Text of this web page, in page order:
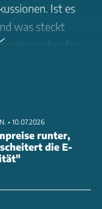
Ist es
was steckt
eine oder das
HTW Berlin für
• 10.07.2026
runter,
die E-